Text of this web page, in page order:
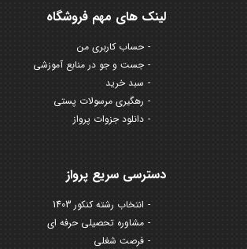
لینک های مهم فروشگاه
حساب کاربری من
جست و جو در منابع آموزشی
سبد خرید
رهگیری مرسولات پستی
دانلود جزوات پرواز
دسترسی سریع پرواز
انتخاب رشته کنکور 1403
مشاوره تحصیلی حرفه ای
فرصت شغلی